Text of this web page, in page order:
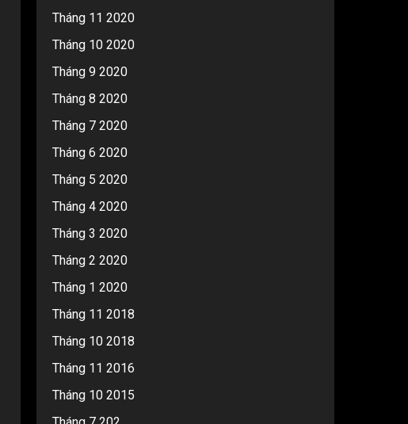
Tháng 11 2020
Tháng 10 2020
Tháng 9 2020
Tháng 8 2020
Tháng 7 2020
Tháng 6 2020
Tháng 5 2020
Tháng 4 2020
Tháng 3 2020
Tháng 2 2020
Tháng 1 2020
Tháng 11 2018
Tháng 10 2018
Tháng 11 2016
Tháng 10 2015